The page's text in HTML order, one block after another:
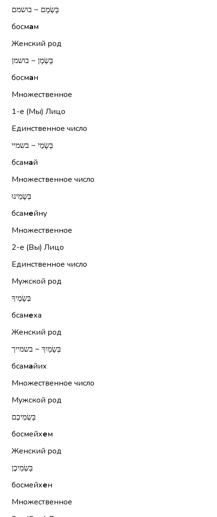
בָּשְׂמָם ~ בושמם
босмам
Женский род
בָּשְׂמָן ~ בושמן
босман
Множественное
1-е (Мы) Лицо
Единственное число
בְּשָׂמַי ~ בשמיי
бсамай
Множественное число
בְּשָׂמֵינוּ
бсамейну
Множественное
2-е (Вы) Лицо
Единственное число
Мужской род
בְּשָׂמֶיךָ
бсамеха
Женский род
בְּשָׂמַיִךְ ~ בשמייך
бсамайих
Множественное число
Мужской род
בָּשְׂמֵיכֶם
босмейхем
Женский род
בָּשְׂמֵיכֶן
босмейхен
Множественное